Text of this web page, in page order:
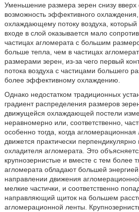
Уменьшение размера зерен снизу вверх
возможность эффективного
охлаждающему потоку воздуха, который
входе в слой оказывается мало
частицах агломерата с большим
больше тепла, чем в частицах
размерами зерен, из-за чего первый
потока воздуха с частицами большего
более эффективному охлаждению.
Однако недостатком традиционных
градиент распределения размеров
движущейся охлаждающей постели
неравномерно или, соответственно,
особенно тогда, когда агломерационная
движется практически
охладителя агломерата. Это
крупнозернистые и вместе с тем более
агломерата обладают большей
направлении движения
мелкие частички, и соответственно
направляющий щиток на большем
агломерационной ленты.